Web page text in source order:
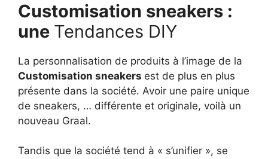
Customisation sneakers :
une Tendances DIY
La personnalisation de produits à l’image de la
Customisation sneakers est de plus en plus
présente dans la société. Avoir une paire unique
de sneakers, … différente et originale, voilà un
nouveau Graal.
Tandis que la société tend à « s’unifier », se